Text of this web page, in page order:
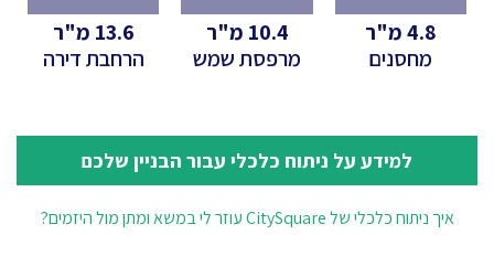
4.8מ"ר
מחסנים
10.4 מ"ר
מרפסת שמש
13.6 מ"ר
הרחבת דירה
למידע על ניתוח כלכלי עבור הבניין שלכם
איך ניתוח כלכלי של CitySquare עוזר לי במשא ומתן מול היזמים?